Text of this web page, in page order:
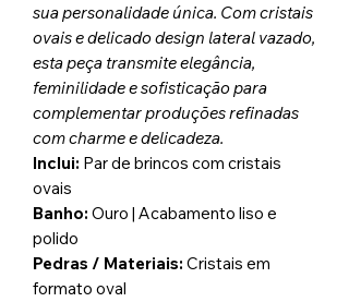
sua personalidade única. Com cristais
ovais e delicado design lateral vazado,
esta peça transmite elegância,
feminilidade e sofisticação para
complementar produções refinadas
com charme e delicadeza.
Inclui: Par de brincos com cristais
ovais
Banho: Ouro | Acabamento liso e
polido
Pedras / Materiais: Cristais em
formato oval